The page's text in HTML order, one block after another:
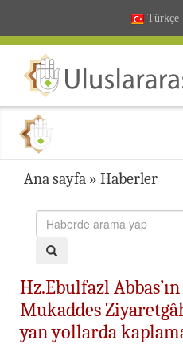
Türkçe
Ana sayfa » Haberler
Hz.Ebulfazl
Mukaddes
yan yollarda